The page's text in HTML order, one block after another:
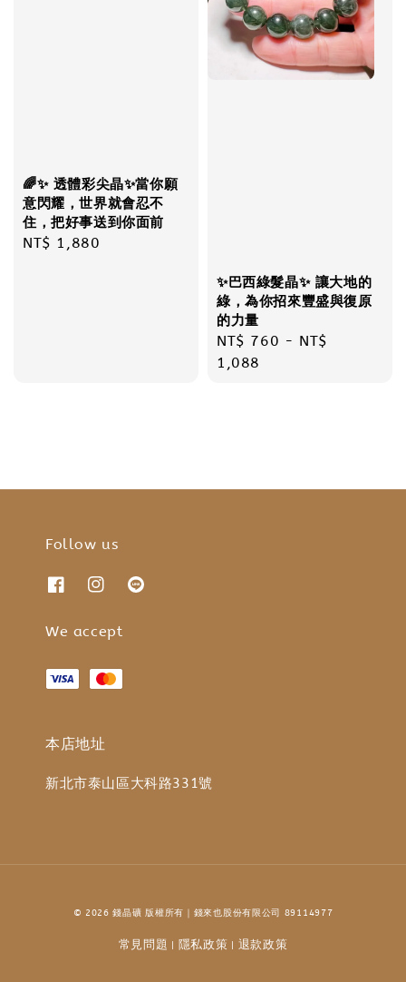
🌈✨ 透體彩尖晶✨當你願
意閃耀，世界就會忍不
住，把好事送到你面前
Regular
NT$ 1,880
✨巴西綠髮晶✨ 讓大地的
綠，為你招來豐盛與復原
的力量
Regular
price
NT$ 760 - NT$
1,088
Follow us
We accept
本店地址
新北市泰山區大科路331號
© 2026 錢晶礦 版權所有｜錢來也股份有限公司 89114977
常見問題 隱私政策 退款政策